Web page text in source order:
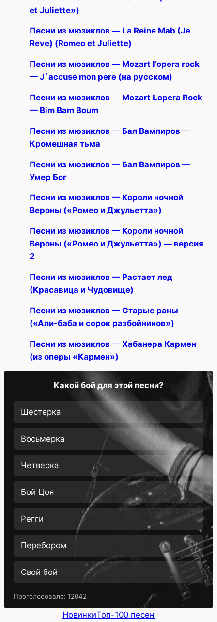
et Juliette»)
Песни из мюзиклов — La Reine Mab (Je
Reve) (Romeo et Juliette)
Песни из мюзиклов — Mozart l’opera rock
— J`accuse mon pere (на русском)
Песни из мюзиклов — Mozart Lopera Rock
— Bim Bam Boum
Песни из мюзиклов — Бал Вампиров —
Кромешная тьма
Песни из мюзиклов — Бал Вампиров —
Умер Бог
Песни из мюзиклов — Короли ночной
Вероны («Ромео и Джульетта»)
Песни из мюзиклов — Короли ночной
Вероны («Ромео и Джульетта») — версия
2
Песни из мюзиклов — Растает лед
(Красавица и Чудовище)
Песни из мюзиклов — Старые раны
(«Али-баба и сорок разбойников»)
Песни из мюзиклов — Хабанера Кармен
(из оперы «Кармен»)
Какой бой для этой песни?
Шестерка
Восьмерка
Четверка
Бой Цоя
Регги
Перебором
Свой бой
Проголосовало: 12042
НовинкиТоп-100 песен